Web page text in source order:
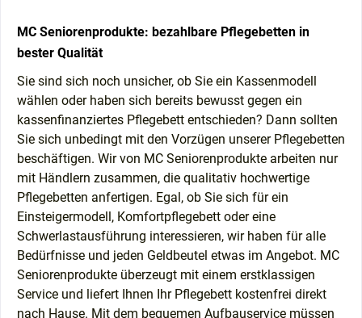
MC Seniorenprodukte: bezahlbare Pflegebetten in
bester Qualität
Sie sind sich noch unsicher, ob Sie ein Kassenmodell
wählen oder haben sich bereits bewusst gegen ein
kassenfinanziertes Pflegebett entschieden? Dann sollten
Sie sich unbedingt mit den Vorzügen unserer Pflegebetten
beschäftigen. Wir von MC Seniorenprodukte arbeiten nur
mit Händlern zusammen, die qualitativ hochwertige
Pflegebetten anfertigen. Egal, ob Sie sich für ein
Einsteigermodell, Komfortpflegebett oder eine
Schwerlastausführung interessieren, wir haben für alle
Bedürfnisse und jeden Geldbeutel etwas im Angebot. MC
Seniorenprodukte überzeugt mit einem erstklassigen
Service und liefert Ihnen Ihr Pflegebett kostenfrei direkt
nach Hause. Mit dem bequemen Aufbauservice müssen